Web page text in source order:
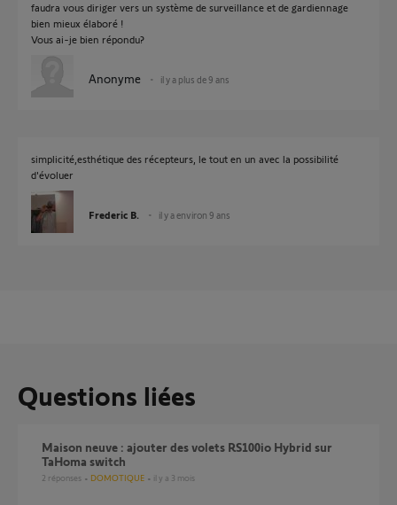
faudra vous diriger vers un système de surveillance et de gardiennage
bien mieux élaboré !
Vous ai-je bien répondu?
Anonyme il y a plus de 9 ans
simplicité,esthétique des récepteurs, le tout en un avec la possibilité
d'évoluer
Frederic B. il y a environ 9 ans
Questions liées
Maison neuve : ajouter des volets RS100io Hybrid sur
TaHoma switch
2 réponses DOMOTIQUE il y a 3 mois